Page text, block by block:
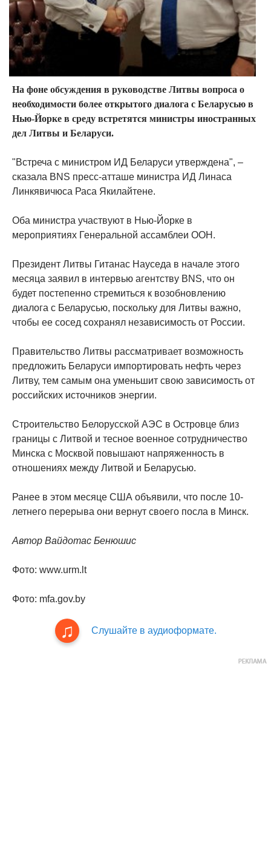
На фоне обсуждения в руководстве Литвы вопроса о
необходимости более открытого диалога с Беларусью в
Нью-Йорке в среду встретятся министры иностранных
дел Литвы и Беларуси.
"Встреча с министром ИД Беларуси утверждена", –
сказала BNS пресс-атташе министра ИД Линаса
Линкявичюса Раса Якилайтене.
Оба министра участвуют в Нью-Йорке в
мероприятиях Генеральной ассамблеи ООН.
Президент Литвы Гитанас Науседа в начале этого
месяца заявил в интервью агентству BNS, что он
будет постепенно стремиться к возобновлению
диалога с Беларусью, поскольку для Литвы важно,
чтобы ее сосед сохранял независимость от России.
Правительство Литвы рассматривает возможность
предложить Беларуси импортировать нефть через
Литву, тем самым она уменьшит свою зависимость от
российских источников энергии.
Строительство Белорусской АЭС в Островце близ
границы с Литвой и тесное военное сотрудничество
Минска с Москвой повышают напряженность в
отношениях между Литвой и Беларусью.
Ранее в этом месяце США объявили, что после 10-
летнего перерыва они вернут своего посла в Минск.
Автор Вайдотас Бенюшис
Фото: www.urm.lt
Фото: mfa.gov.by
Слушайте в аудиоформате.